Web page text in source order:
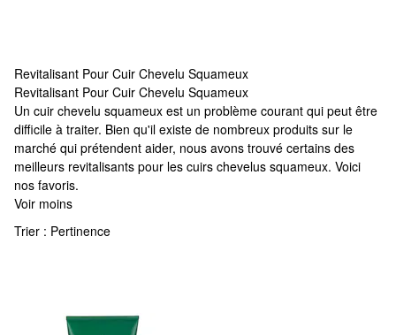
Revitalisant Pour Cuir Chevelu Squameux
Revitalisant Pour Cuir Chevelu Squameux
Revitalisant Pour Cuir Chevelu Squameux
Un cuir chevelu squameux est un problème courant qui peut être
difficile à traiter. Bien qu'il existe de nombreux produits sur le
marché qui prétendent aider, nous avons trouvé certains des
meilleurs revitalisants pour les cuirs chevelus squameux. Voici
nos favoris.
Voir moins
Trier : Pertinence